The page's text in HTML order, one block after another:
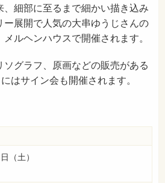
細部に至るまで細かい描き込み
ー展開で人気の大串ゆうじさんの
ルヘンハウスで開催されます。
グラフ、原画などの販売がある
はサイン会も開催されます。
（土）